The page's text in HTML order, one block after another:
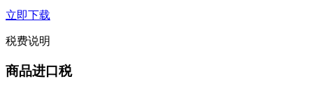
立即下载
税费说明
商品进口税